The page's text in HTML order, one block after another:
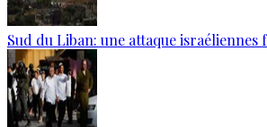
Sud du Liban: une attaque